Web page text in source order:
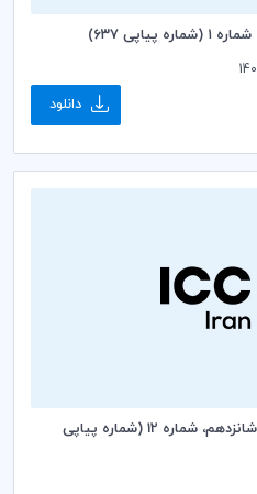
۶۳۷)
دانلود
بولتن هفتگی کمیته ایرانی، سال شانزدهم، شماره 12 (شماره پیاپی